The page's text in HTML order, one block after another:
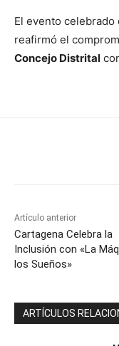
El evento celebrado
reafirmó el
Concejo Distrital
Artículo anterior
Cartagena Celebra la
Inclusión con «La
los Sueños»
ARTÍCULOS